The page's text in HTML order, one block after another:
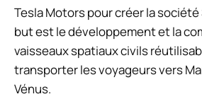
Tesla Motors pour créer la société
but est le développement et la
vaisseaux spatiaux civils
transporter les voyageurs vers
Vénus.